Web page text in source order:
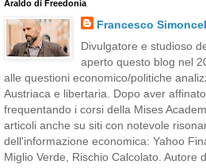
Araldo di Freedonia
Francesco
Divulgatore e studioso
aperto questo blog nel
alle questioni economico/politiche
Austriaca e libertaria. Dopo aver
frequentando i corsi della Mises
articoli anche su siti con notevole
dell'informazione economica: Yahoo
Miglio Verde, Rischio Calcolato. Autore